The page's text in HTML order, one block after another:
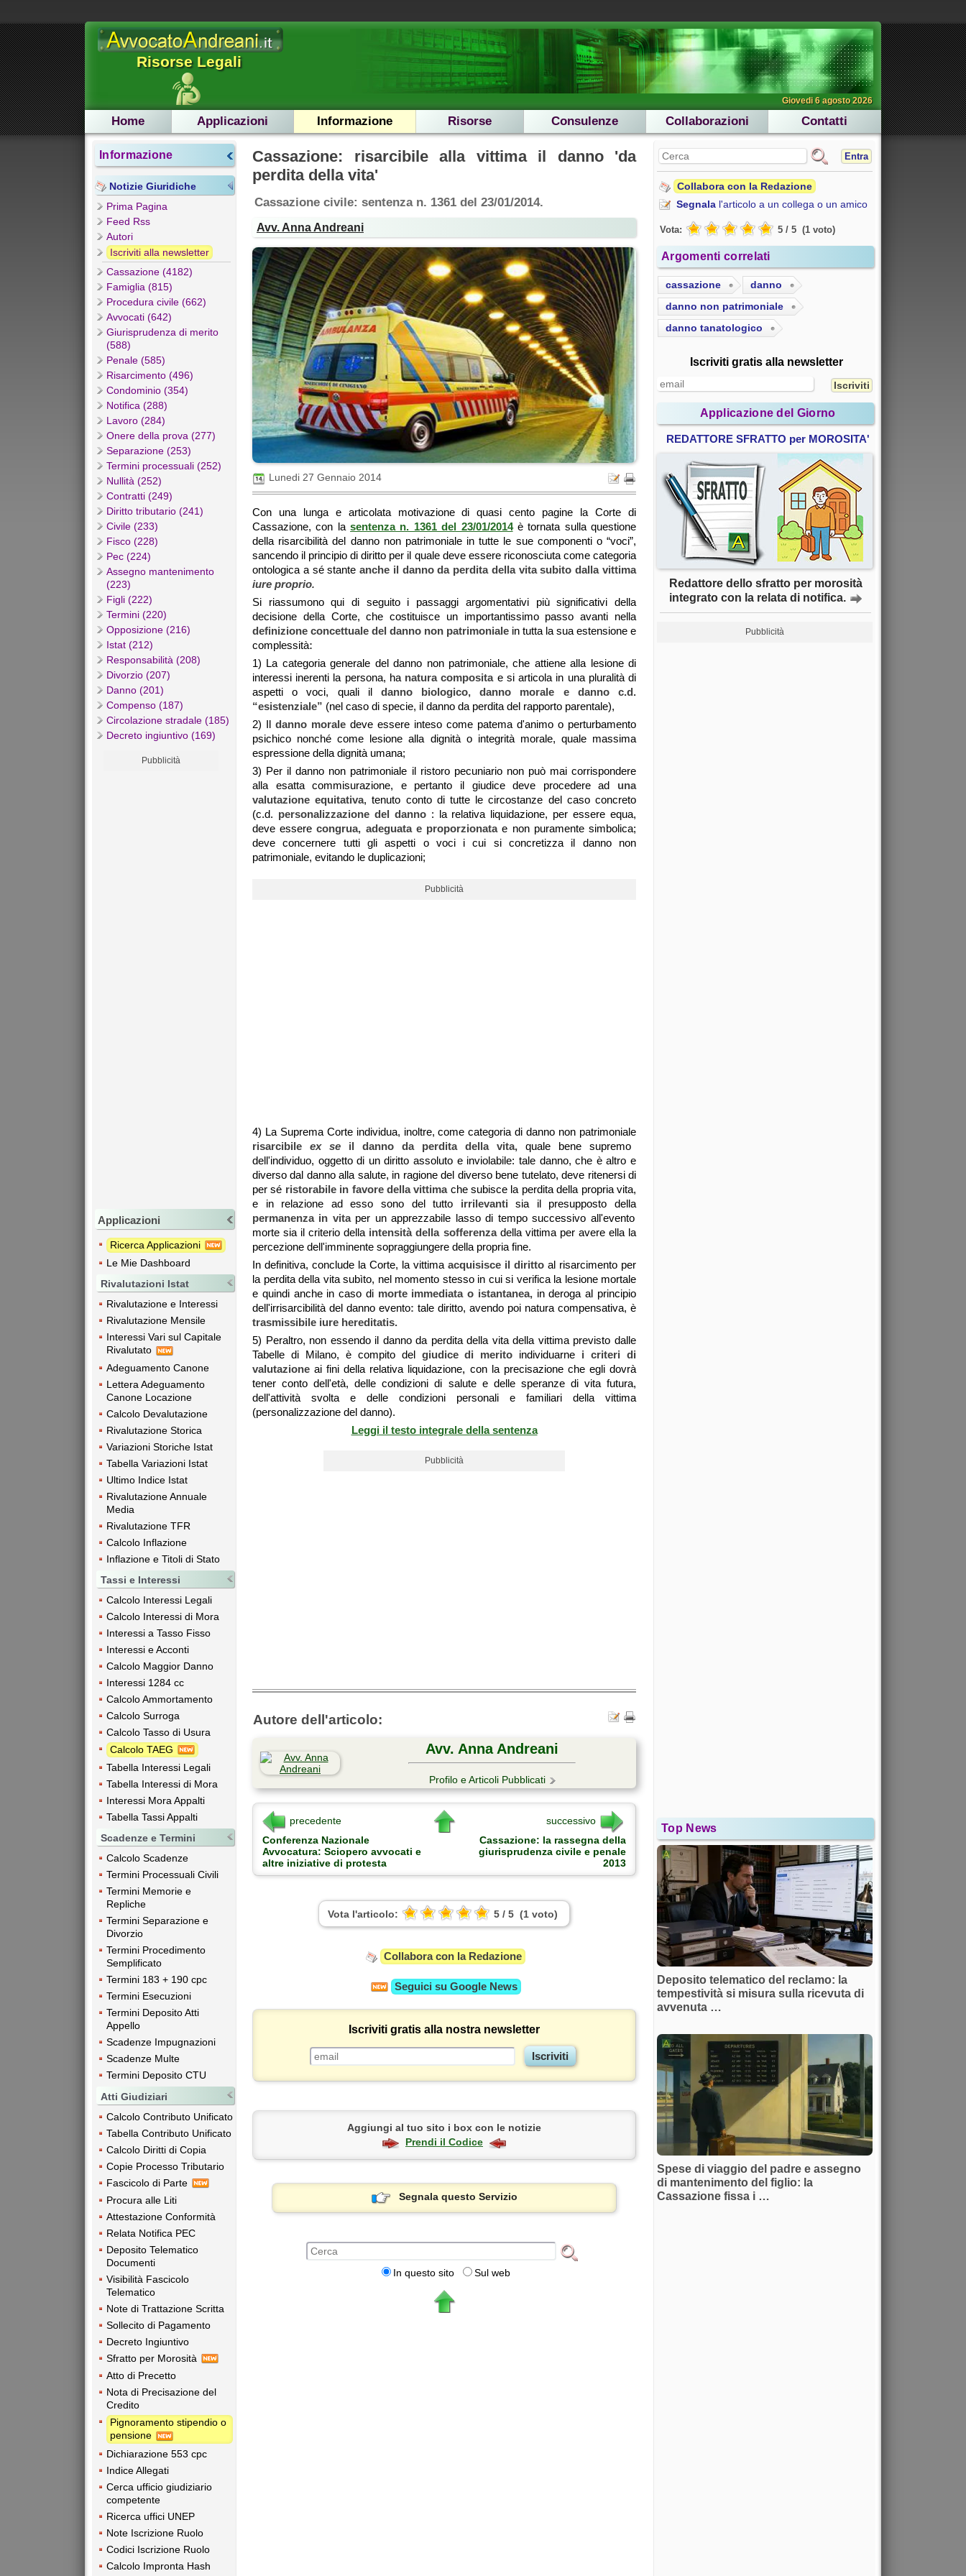
Risorse Legali
Giovedi 6 agosto 2026
Home Applicazioni Informazione Risorse Consulenze Collaborazioni Contatti
Informazione
Notizie Giuridiche
Prima Pagina
Feed Rss
Autori
Iscriviti alla newsletter
Cassazione (4182)
Famiglia (815)
Procedura civile (662)
Avvocati (642)
Giurisprudenza di merito
(588)
Penale (585)
Risarcimento (496)
Condominio (354)
Notifica (288)
Lavoro (284)
Onere della prova (277)
Separazione (253)
Termini processuali (252)
Nullità (252)
Contratti (249)
Diritto tributario (241)
Civile (233)
Fisco (228)
Pec (224)
Assegno mantenimento
(223)
Figli (222)
Termini (220)
Opposizione (216)
Istat (212)
Responsabilità (208)
Divorzio (207)
Danno (201)
Compenso (187)
Circolazione stradale (185)
Decreto ingiuntivo (169)
Pubblicità
Applicazioni
Ricerca Applicazioni
Le Mie Dashboard
Rivalutazioni Istat
Rivalutazione e Interessi
Rivalutazione Mensile
Interessi Vari sul Capitale
Rivalutato
Adeguamento Canone
Lettera Adeguamento
Canone Locazione
Calcolo Devalutazione
Rivalutazione Storica
Variazioni Storiche Istat
Tabella Variazioni Istat
Ultimo Indice Istat
Rivalutazione Annuale
Media
Rivalutazione TFR
Calcolo Inflazione
Inflazione e Titoli di Stato
Tassi e Interessi
Calcolo Interessi Legali
Calcolo Interessi di Mora
Interessi a Tasso Fisso
Interessi e Acconti
Calcolo Maggior Danno
Interessi 1284 cc
Calcolo Ammortamento
Calcolo Surroga
Calcolo Tasso di Usura
Calcolo TAEG
Tabella Interessi Legali
Tabella Interessi di Mora
Interessi Mora Appalti
Tabella Tassi Appalti
Scadenze e Termini
Calcolo Scadenze
Termini Processuali Civili
Termini Memorie e
Repliche
Termini Separazione e
Divorzio
Termini Procedimento
Semplificato
Termini 183 + 190 cpc
Termini Esecuzioni
Termini Deposito Atti
Appello
Scadenze Impugnazioni
Scadenze Multe
Termini Deposito CTU
Atti Giudiziari
Calcolo Contributo Unificato
Tabella Contributo Unificato
Calcolo Diritti di Copia
Copie Processo Tributario
Fascicolo di Parte
Procura alle Liti
Attestazione Conformità
Relata Notifica PEC
Deposito Telematico
Documenti
Visibilità Fascicolo
Telematico
Note di Trattazione Scritta
Sollecito di Pagamento
Decreto Ingiuntivo
Sfratto per Morosità
Atto di Precetto
Nota di Precisazione del
Credito
Pignoramento stipendio o
pensione
Dichiarazione 553 cpc
Indice Allegati
Cerca ufficio giudiziario
competente
Ricerca uffici UNEP
Note Iscrizione Ruolo
Codici Iscrizione Ruolo
Calcolo Impronta Hash
Cassazione: risarcibile alla vittima il danno 'da
perdita della vita'
Cassazione civile: sentenza n. 1361 del 23/01/2014.
Avv. Anna Andreani
Lunedi 27 Gennaio 2014
Con una lunga e articolata motivazione di quasi cento pagine la Corte di
Cassazione, con lasentenza n. 1361 del 23/01/2014è tornata sulla questione
della risarcibilità del danno non patrimoniale in tutte le sue componenti o “voci”,
sancendo il principio di diritto per il quale deve essere riconosciuta come categoria
ontologica a sé stanteanche il danno da perdita della vita subito dalla vittima
iure proprio.
Si riassumono qui di seguito i passaggi argomentativi più significativi della
decisione della Corte, che costituisce un importantissimo passo avanti nella
definizione concettuale del danno non patrimoniale in tutta la sua estensione e
complessità:
1) La categoria generale del danno non patrimoniale, che attiene alla lesione di
interessi inerenti la persona, hanatura composita e si articola in una pluralità di
aspetti o voci, quali ildanno biologico, danno morale e danno c.d.
“esistenziale” (nel caso di specie, il danno da perdita del rapporto parentale),
2) Il danno morale deve essere inteso come patema d'animo o perturbamento
psichico nonché come lesione alla dignità o integrità morale, quale massima
espressione della dignità umana;
3) Per il danno non patrimoniale il ristoro pecuniario non può mai corrispondere
alla esatta commisurazione, e pertanto il giudice deve procedere ad una
valutazione equitativa, tenuto conto di tutte le circostanze del caso concreto
(c.d. personalizzazione del danno : la relativa liquidazione, per essere equa,
deve esserecongrua, adeguata e proporzionatae non puramente simbolica;
deve concernere tutti gli aspetti o voci i cui si concretizza il danno non
patrimoniale, evitando le duplicazioni;
Pubblicità
4) La Suprema Corte individua, inoltre, come categoria di danno non patrimoniale
risarcibile ex se il danno da perdita della vita, quale bene supremo
dell'individuo, oggetto di un diritto assoluto e inviolabile: tale danno, che è altro e
diverso dal danno alla salute, in ragione del diverso bene tutelato, deve ritenersi di
per sé ristorabile in favore della vittima che subisce la perdita della propria vita,
e in relazione ad esso sono del tutto irrilevanti sia il presupposto della
permanenza in vita per un apprezzabile lasso di tempo successivo all'evento
morte sia il criterio della intensità della sofferenza della vittima per avere ella la
percezione dell'imminente sopraggiungere della propria fine.
In definitiva, conclude la Corte, la vittimaacquisisce il diritto al risarcimento per
la perdita della vita subìto, nel momento stesso in cui si verifica la lesione mortale
e quindi anche in caso dimorte immediata o istantanea, in deroga al principio
dell'irrisarcibilità del danno evento: tale diritto, avendo poi natura compensativa, è
trasmissibile iure hereditatis.
5) Peraltro, non essendo il danno da perdita della vita della vittima previsto dalle
Tabelle di Milano, è compito delgiudice di merito individuarne i criteri di
valutazione ai fini della relativa liquidazione, con la precisazione che egli dovrà
tener conto dell'età, delle condizioni di salute e delle speranze di vita futura,
dell'attività svolta e delle condizioni personali e familiari della vittima
(personalizzazione del danno).
Leggi il testo integrale della sentenza
Pubblicità
Autore dell'articolo:
Avv. Anna Andreani
Profilo e Articoli Pubblicati
precedente
successivo
Conferenza Nazionale
Avvocatura: Sciopero avvocati e
altre iniziative di protesta
Cassazione: la rassegna della
giurisprudenza civile e penale
2013
Vota l'articolo: 5 / 5 (1 voto)
Collabora con la Redazione
Seguici su Google News
Iscriviti gratis alla nostra newsletter
Aggiungi al tuo sito i box con le notizie
Prendi il Codice
Segnala questo Servizio
In questo sito Sul web
Entra
Collabora con la Redazione
Segnala l'articolo a un collega o un amico
Vota: 5 / 5 (1 voto)
Argomenti correlati
cassazione
danno
danno non patrimoniale
danno tanatologico
Iscriviti gratis alla newsletter
Applicazione del Giorno
REDATTORE SFRATTO per MOROSITA'
Redattore dello sfratto per morosità
integrato con la relata di notifica.
Pubblicità
Top News
Deposito telematico del reclamo: la
tempestività si misura sulla ricevuta di
avvenuta …
Spese di viaggio del padre e assegno
di mantenimento del figlio: la
Cassazione fissa i …